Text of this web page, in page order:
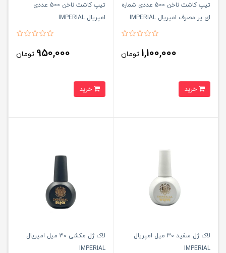
تیپ کاشت ناخن 500 عددی شماره
ای پر مصرف امپریال IMPERIAL
1,100,000 تومان
تیپ کاشت ناخن 500 عددی
امپریال IMPERIAL
950,000 تومان
لاک ژل سفید 30 میل امپریال
IMPERIAL
لاک ژل مکشی 30 میل امپریال
IMPERIAL